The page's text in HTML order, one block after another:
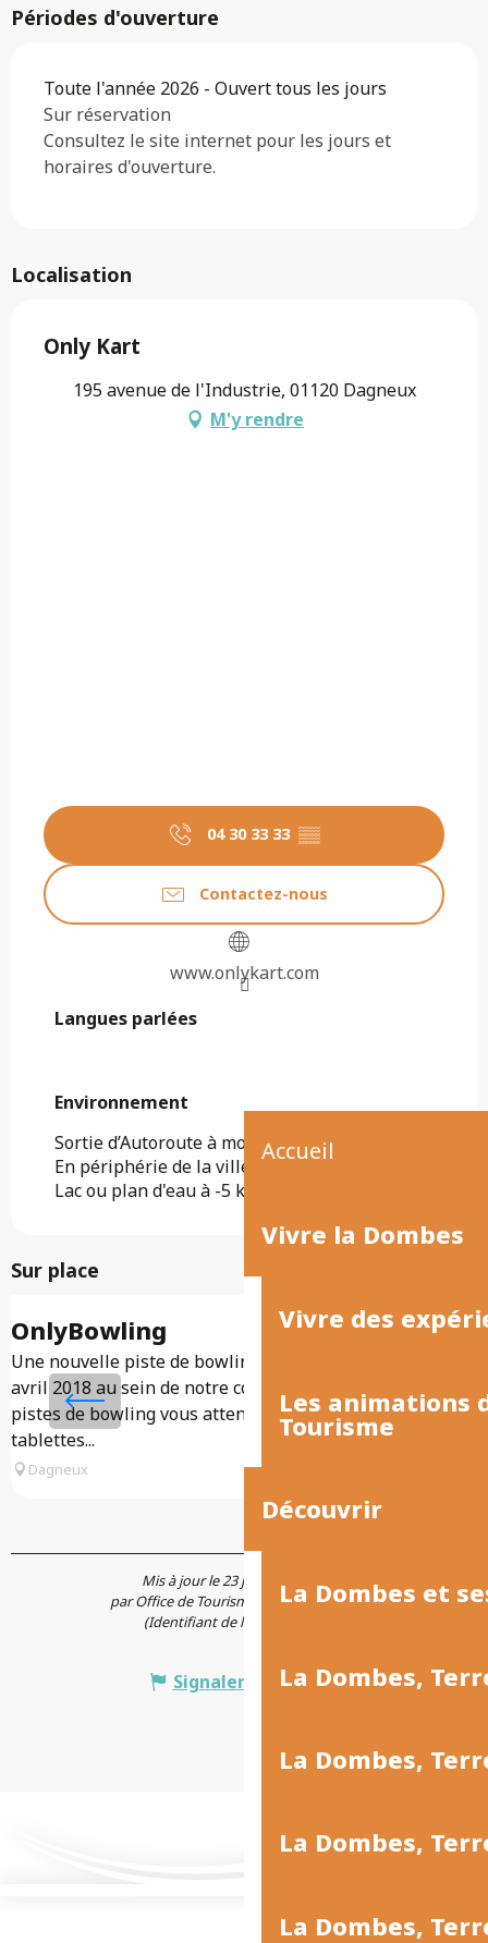
Accueil
Vivre la Dombes
Vivre des
Les animations
Tourisme
Découvrir
La Dombes et
La Dombes,
La Dombes,
La Dombes,
La Dombes,
Périodes d'ouverture
Toute l'année 2026 - Ouvert tous les jours
Sur réservation
Consultez le site internet pour les jours et
horaires d'ouverture.
Localisation
Only Kart
195 avenue de l'Industrie, 01120 Dagneux
M'y rendre
04 30 33 33 ▒▒
Contactez-nous
www.onlykart.com
Langues parlées
Langues parlées
Environnement
Environnement
Sortie d’Autoroute à moins de 5 km
En périphérie de la ville
Lac ou plan d'eau à -5 km
Sur place
OnlyBowling
Une nouvelle piste de bowling a ouvert ses portes en
avril 2018 au sein de notre complexe multi-activités. 8
pistes de bowling vous attendent, toutes équipées de
tablettes...
Dagneux
Mis à jour le 23 juin 2026 à 17:27
par Office de Tourisme Le Costellan (3CM)
(Identifiant de l'offre :
Signaler une erreur